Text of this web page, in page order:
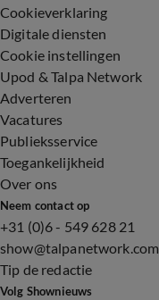
Cookieverklaring
Digitale diensten
Cookie instellingen
Upod & Talpa Network
Adverteren
Vacatures
Publieksservice
Toegankelijkheid
Over ons
Neem contact op
+31 (0)6 - 549 628 21
show@talpanetwork.com
Tip de redactie
Volg Shownieuws